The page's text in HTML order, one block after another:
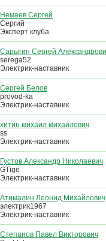
Немаев Сергей
Сергий
Эксперт клуба
Сарыгин Сергей
serega52
Электрик-наставник
Сергей Белов
provod-ka
Электрик-наставник
хитин михаил михаилович
ss
Электрик-наставник
Густов Александр Николаевич
GTige
Электрик-наставник
Атималин Леонид Михайлович
электрик1967
Электрик-наставник
Степанов Павел Викторович